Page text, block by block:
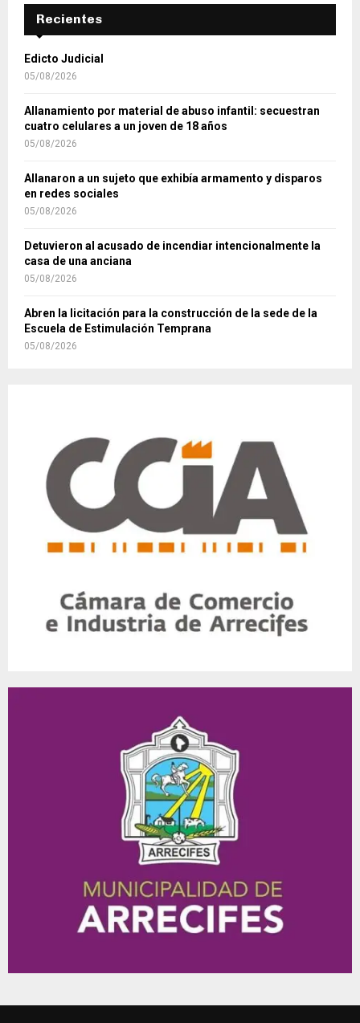
Recientes
Edicto Judicial
05/08/2026
Allanamiento por material de abuso infantil: secuestran
cuatro celulares a un joven de 18 años
05/08/2026
Allanaron a un sujeto que exhibía armamento y disparos
en redes sociales
05/08/2026
Detuvieron al acusado de incendiar intencionalmente la
casa de una anciana
05/08/2026
Abren la licitación para la construcción de la sede de la
Escuela de Estimulación Temprana
05/08/2026